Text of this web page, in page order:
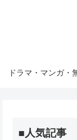
■人気記事